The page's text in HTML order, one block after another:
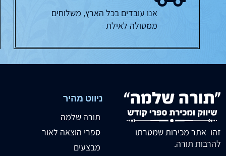
אנו עובדים בכל הארץ, משלוחים
ממטולה לאילת
זהו אתר מכירות שמטרתו
להרבות תורה.
ניווט מהיר
תורה שלמה
ספרי הוצאה לאור
מבצעים